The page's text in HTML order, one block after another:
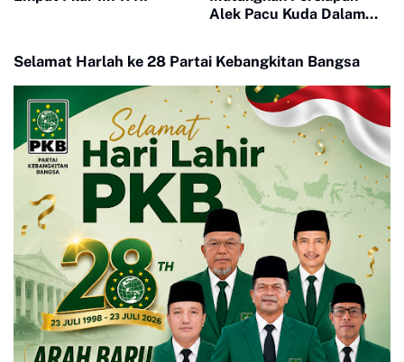
Alek Pacu Kuda Dalam
Selamat Harlah ke 28 Partai Kebangkitan Bangsa